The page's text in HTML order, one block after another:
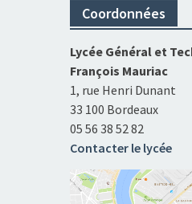
Coordonnées
Lycée Général et
François Mauriac
1, rue Henri Dunant
33 100 Bordeaux
05 56 38 52 82
Contacter le lycée